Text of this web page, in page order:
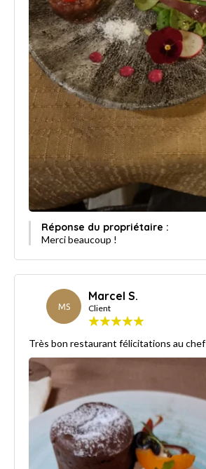
Réponse du propriétaire :
Merci beaucoup !
MS
Marcel S.
Client
Très bon restaurant félicitations au chef